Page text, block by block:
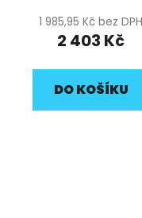
1170mm pitbike YCF
1 985,95 Kč bez DPH
2 403 Kč
DO KOŠÍKU